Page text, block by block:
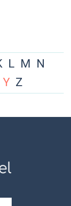
L M N
Y Z